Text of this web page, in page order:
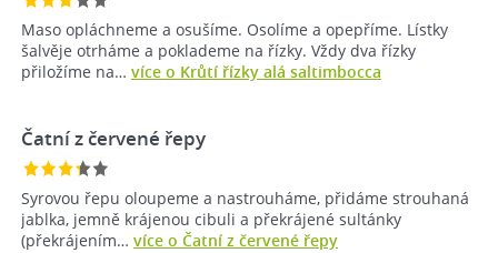
Maso opláchneme a osušíme. Osolíme a opepříme. Lístky
šalvěje otrháme a poklademe na řízky. Vždy dva řízky
přiložíme na… více o Krůtí řízky alá saltimbocca
Čatní z červené řepy
Syrovou řepu oloupeme a nastrouháme, přidáme strouhaná
jablka, jemně krájenou cibuli a překrájené sultánky
(překrájením… více o Čatní z červené řepy